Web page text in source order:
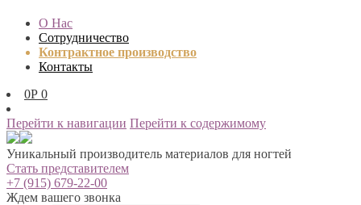
О Нас
Сотрудничество
Контрактное производство
Контакты
0Р 0
Перейти к навигации Перейти к содержимому
Уникальный производитель материалов для ногтей
Стать представителем
+7 (915) 679-22-00
Ждем вашего звонка